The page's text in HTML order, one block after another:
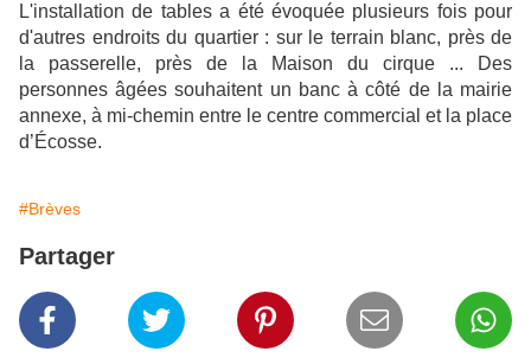
L'installation de tables a été évoquée plusieurs fois pour
d'autres endroits du quartier : sur le terrain blanc, près de
la passerelle, près de la Maison du cirque ... Des
personnes âgées souhaitent un banc à côté de la mairie
annexe, à mi-chemin entre le centre commercial et la place
d’Écosse.
#Brèves
Partager